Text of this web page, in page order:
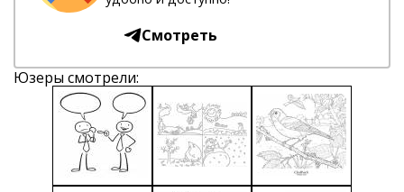
Смотреть
Юзеры смотрели: